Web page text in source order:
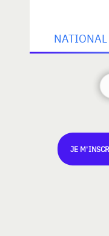
NATIONAL
JE